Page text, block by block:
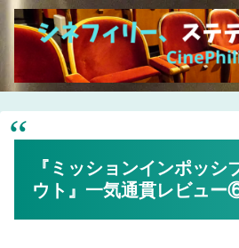
『ミッションインポッシ
ウト』一気通貫レビュー